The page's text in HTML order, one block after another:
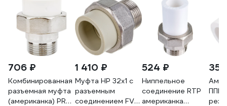
706 ₽
Комбинированная
разъемная муфта
(американка) PRO
1 410 ₽
Муфта НР 32х1 с
разъемным
соединением FV-
524 ₽
Ниппельное
соединение RTP
американка